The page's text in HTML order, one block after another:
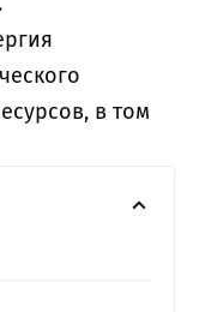
в том